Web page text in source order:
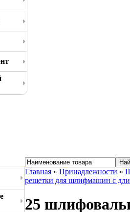
Главная » Принадлежности »
решетки для шлифмашин с
25